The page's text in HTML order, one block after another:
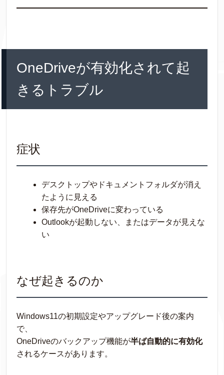
OneDriveが有効化されて起
きるトラブル
症状
デスクトップやドキュメントフォルダが消え
たように見える
保存先がOneDriveに変わっている
Outlookが起動しない、またはデータが見えな
い
なぜ起きるのか
Windows11の初期設定やアップグレード後の案内
で、
OneDriveのバックアップ機能が半ば自動的に有効化
されるケースがあります。